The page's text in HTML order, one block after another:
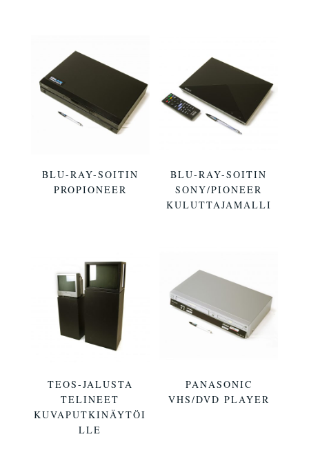
BLU-RAY-SOITIN
PROPIONEER
BLU-RAY-SOITIN
SONY/PIONEER
KULUTTAJAMALLI
TEOS-JALUSTA
TELINEET
KUVAPUTKINÄYTÖI
LLE
PANASONIC
VHS/DVD PLAYER